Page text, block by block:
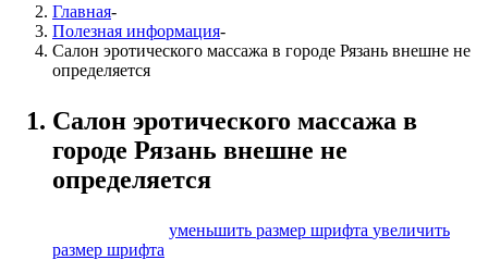
Главная-
Полезная информация-
Салон эротического массажа в городе Рязань внешне не
определяется
Салон эротического массажа в
городе Рязань внешне не
определяется
уменьшить размер шрифта увеличить
размер шрифта